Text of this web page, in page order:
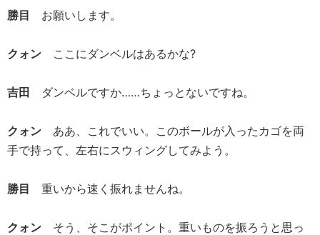
勝目 お願いします。
クォン ここにダンベルはあるかな?
吉田 ダンベルですか……ちょっとないですね。
クォン ああ、これでいい。このボールが入ったカゴを両
手で持って、左右にスウィングしてみよう。
勝目 重いから速く振れませんね。
クォン そう、そこがポイント。重いものを振ろうと思っ